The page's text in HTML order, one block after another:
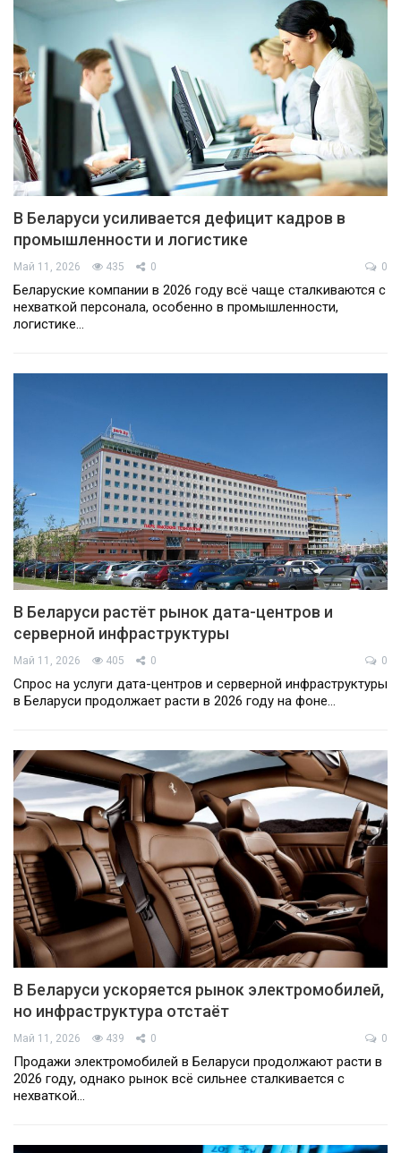
В Беларуси усиливается дефицит кадров в
промышленности и логистике
Май 11, 2026 435 0 0
Беларуские компании в 2026 году всё чаще сталкиваются с
нехваткой персонала, особенно в промышленности,
логистике…
В Беларуси растёт рынок дата-центров и
серверной инфраструктуры
Май 11, 2026 405 0 0
Спрос на услуги дата-центров и серверной инфраструктуры
в Беларуси продолжает расти в 2026 году на фоне…
В Беларуси ускоряется рынок электромобилей,
но инфраструктура отстаёт
Май 11, 2026 439 0 0
Продажи электромобилей в Беларуси продолжают расти в
2026 году, однако рынок всё сильнее сталкивается с
нехваткой…